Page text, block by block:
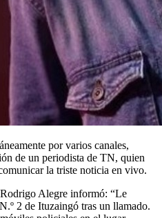
por varios canales,
de un periodista de TN, quien
la triste noticia en vivo.
Alegre informó: “Le
2 de Ituzaingó tras un llamado.